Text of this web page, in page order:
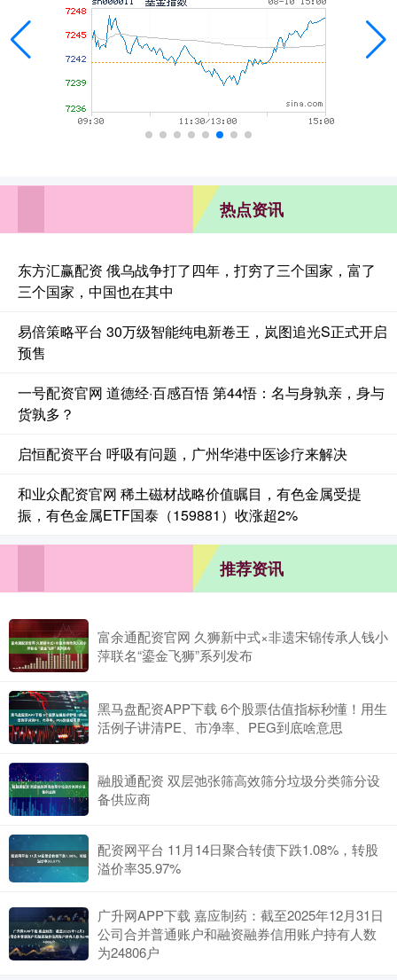
热点资讯
东方汇赢配资 俄乌战争打了四年，打穷了三个国家，富了
三个国家，中国也在其中
易倍策略平台 30万级智能纯电新卷王，岚图追光S正式开启
预售
一号配资官网 道德经·百感百悟 第44悟：名与身孰亲，身与
货孰多？
启恒配资平台 呼吸有问题，广州华港中医诊疗来解决
和业众配资官网 稀土磁材战略价值瞩目，有色金属受提
振，有色金属ETF国泰（159881）收涨超2%
推荐资讯
富余通配资官网 久狮新中式×非遗宋锦传承人钱小
萍联名“鎏金飞狮”系列发布
黑马盘配资APP下载 6个股票估值指标秒懂！用生
活例子讲清PE、市净率、PEG到底啥意思
融股通配资 双层弛张筛高效筛分垃圾分类筛分设
备供应商
配资网平台 11月14日聚合转债下跌1.08%，转股
溢价率35.97%
广升网APP下载 嘉应制药：截至2025年12月31日
公司合并普通账户和融资融券信用账户持有人数
为24806户